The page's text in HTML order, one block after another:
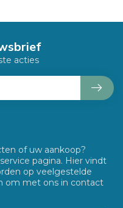
of uw aankoop?
pagina. Hier vindt
op veelgestelde
om met ons in contact
acties